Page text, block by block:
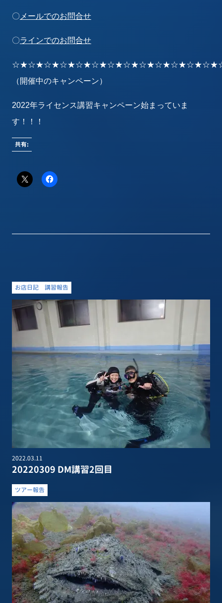
〇 メールでのお問合せ
〇ラインでのお問合せ
（開催中のキャンペーン）
2022年ライセンス講習キャンペーン始まっていま
す！！！
共有:
お店日記 講習報告
2022.03.11
20220309 DM講習2回目
ツアー報告